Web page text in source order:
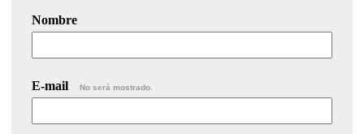
Nombre
E-mail No será mostrado.